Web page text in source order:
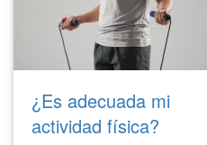
¿Es adecuada mi
actividad física?